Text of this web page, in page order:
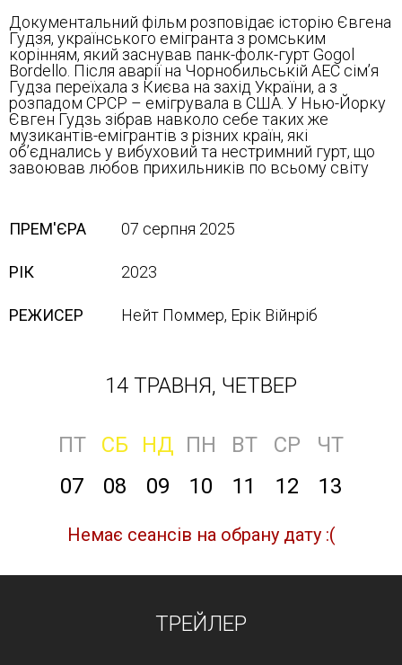
Документальний фільм розповідає історію Євгена
Гудзя, українського емігранта з ромським
корінням, який заснував панк-фолк-гурт Gogol
Bordello. Після аварії на Чорнобильській АЕС сім’я
Гудза переїхала з Києва на захід України, а з
розпадом СРСР – емігрувала в США. У Нью-Йорку
Євген Гудзь зібрав навколо себе таких же
музикантів-емігрантів з різних країн, які
об’єднались у вибуховий та нестримний гурт, що
завоював любов прихильників по всьому світу
ПРЕМ'ЄРА 07 серпня 2025
РІК 2023
РЕЖИСЕР Нейт Поммер, Ерік Війнріб
14 ТРАВНЯ, ЧЕТВЕР
ПТ СБ НД ПН ВТ СР
ЧТ
07
08 09 10 11 12 13
Немає сеансів на обрану дату :(
ТРЕЙЛЕР